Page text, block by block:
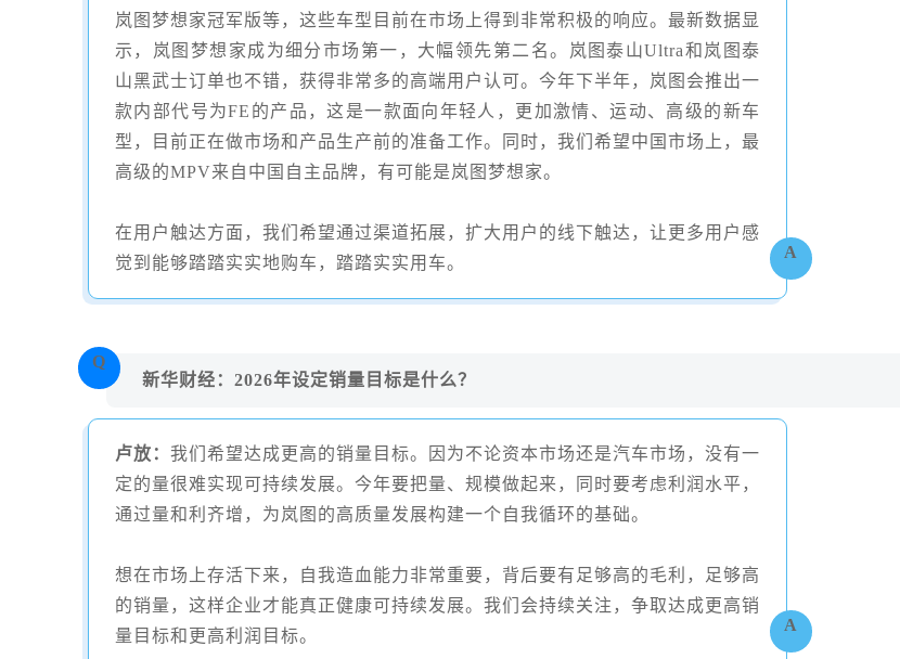
岚图梦想家冠军版等，这些车型目前在市场上得到非常积极的响应。最新数据显
示，岚图梦想家成为细分市场第一，大幅领先第二名。岚图泰山Ultra和 岚图泰
山黑武士订单也不错，获得非常多的高端用户认可。今年下半年，岚图会推出一
款内部代号为FE 的产品，这是一款面向年轻人，更加激情、运动、高级的新车
型，目前正在做市场和产品生产前的准备工作。同时，我们希望中国市场上，最
高级的MPV来自中国自主品牌，有可能是岚图梦想家。
在用户触达方面，我们希望通过渠道拓展，扩大用户的线下触达，让更多用户感
觉到能够踏踏实实地购车，踏踏实实用车。
A
Q
新华财经：2026年设定销量目标是什么？
卢放： 我们希望达成更高的销量目标。因为不论资本市场还是汽车市场，没有一
定的量很难实现可持续发展。今年要把量、规模做起来，同时要考虑利润水平，
通过量和利齐增，为岚图的高质量发展构建一个自我循环的基础。
想在市场上存活下来，自我造血能力非常重要，背后要有足够高的毛利，足够高
的销量，这样企业才能真正健康可持续发展。我们会持续关注，争取达成更高销
量目标和更高利润目标。
A